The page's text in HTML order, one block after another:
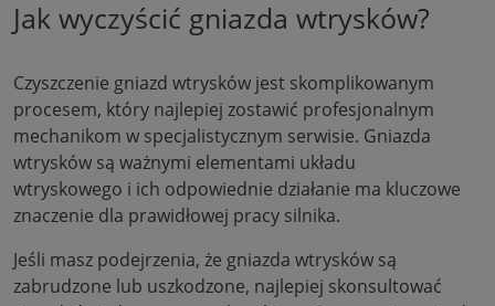
Jak wyczyścić gniazda wtrysków?
Czyszczenie gniazd wtrysków jest skomplikowanym
procesem, który najlepiej zostawić profesjonalnym
mechanikom w specjalistycznym serwisie. Gniazda
wtrysków są ważnymi elementami układu
wtryskowego i ich odpowiednie działanie ma kluczowe
znaczenie dla prawidłowej pracy silnika.
Jeśli masz podejrzenia, że gniazda wtrysków są
zabrudzone lub uszkodzone, najlepiej skonsultować